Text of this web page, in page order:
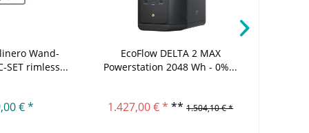
Wand-
SET rimless...
€ *
EcoFlow DELTA 2 MAX
Powerstation 2048 Wh - 0%...
1.427,00 € * **1.504,10 € *